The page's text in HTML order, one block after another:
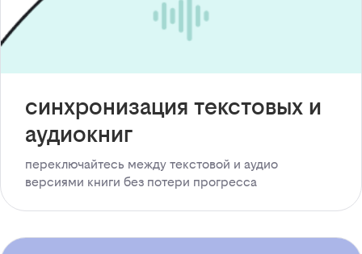
синхронизация текстовых и
аудиокниг
переключайтесь между текстовой и аудио
версиями книги без потери прогресса